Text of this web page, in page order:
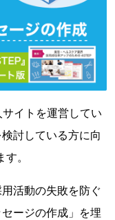
イトを運営してい
討している方に向
。
活動の失敗を防ぐ
ージの作成」を埋